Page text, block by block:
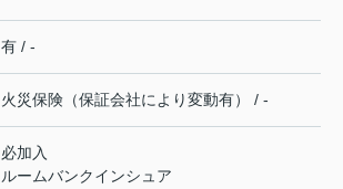
有 / -
火災保険（保証会社により変動有） / -
必加入
ルームバンクインシュア